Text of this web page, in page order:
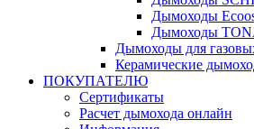
Дымоходы
Дымоходы
Дымоходы для
Керамические
ПОКУПАТЕЛЮ
Сертификаты
Расчет дымохода онлайн